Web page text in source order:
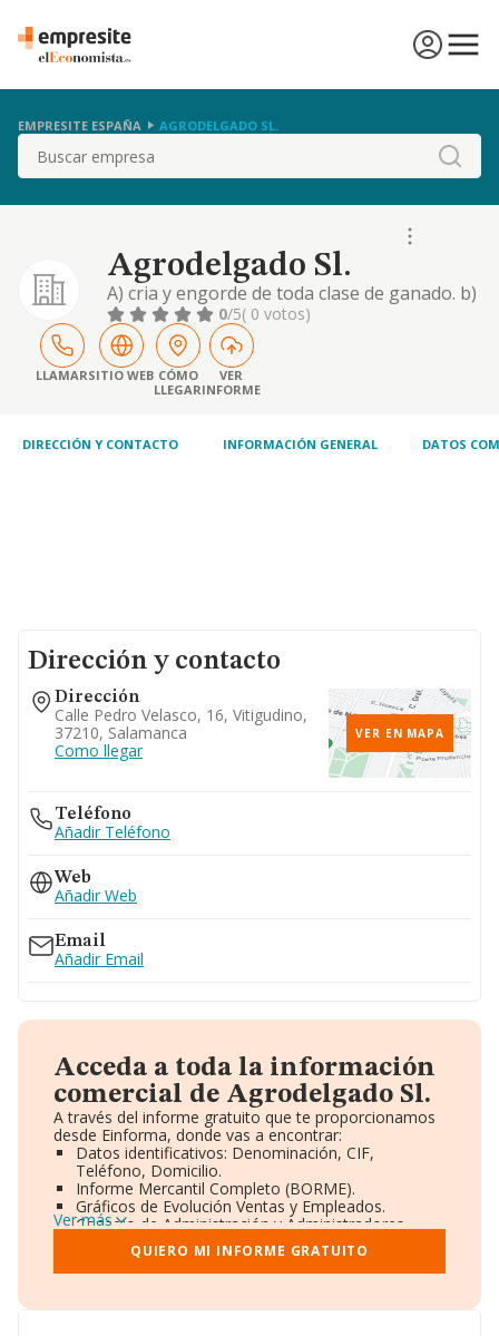
EMPRESITE ESPAÑA AGRODELGADO SL.
Buscar
Agrodelgado Sl.
A) cria y engorde de toda clase de ganado. b)
compraventa de cereales y subproductos
agrícolas. c) comercialización de productos y
subproductos cárnicos, ganaderos y
zoosanitarios. d) diseños y estructuras
relacionados con ganaderías alternativas
0/5( 0 votos)
LLAMARSITIO WEB CÓMO
LLEGAR
VER
INFORME
DIRECCIÓN Y CONTACTO INFORMACIÓN GENERAL DATOS
Dirección y contacto
Dirección
Calle Pedro Velasco, 16, Vitigudino,
37210, Salamanca
Como llegar
VER EN MAPA
Teléfono
Añadir Teléfono
Web
Añadir Web
Email
Añadir Email
Acceda a toda la información
comercial de Agrodelgado Sl.
A través del informe gratuito que te proporcionamos
desde Einforma, donde vas a encontrar:
Datos identificativos: Denominación, CIF,
Teléfono, Domicilio.
Informe Mercantil Completo (BORME).
Gráficos de Evolución Ventas y Empleados.
Consejo de Administración y Administradores.
Directivos y Ejecutivos.
Accionistas.
Participaciones y Vinculaciones en otras empresas.
Información oficial y registral complementaria.
Ver más
QUIERO MI INFORME GRATUITO